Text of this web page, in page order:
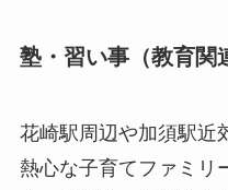
塾・習い事（教育関
花崎駅周辺や加須駅近
熱心な子育てファミリ